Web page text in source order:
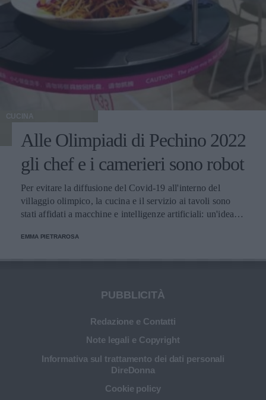
CUCINA
Alle Olimpiadi di Pechino 2022
gli chef e i camerieri sono robot
Per evitare la diffusione del Covid-19 all'interno del
villaggio olimpico, la cucina e il servizio ai tavoli sono
stati affidati a macchine e intelligenze artificiali: un'idea
EMMA PIETRAROSA
PUBBLICITÀ
Redazione e Contatti
Note legali e Copyright
Informativa sul trattamento dei dati personali
DireDonna
Cookie policy